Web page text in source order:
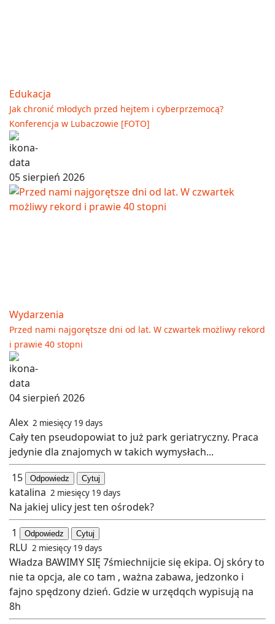
Edukacja
Jak chronić młodych przed hejtem i cyberprzemocą?
Konferencja w Lubaczowie [FOTO]
05 sierpień 2026
Wydarzenia
Przed nami najgorętsze dni od lat. W czwartek możliwy rekord
i prawie 40 stopni
04 sierpień 2026
Alex 2 miesięcy 19 days
Cały ten pseudopowiat to już park geriatryczny. Praca
jedynie dla znajomych w takich wymysłach...
15
Odpowiedz Cytuj
katalina 2 miesięcy 19 days
Na jakiej ulicy jest ten ośrodek?
1
Odpowiedz Cytuj
RLU 2 miesięcy 19 days
Władza BAWIMY SIĘ 7śmiechnijcie się ekipa. Oj skóry to
nie ta opcja, ale co tam , ważna zabawa, jedzonko i
fajno spędzony dzień. Gdzie w urzędqch wypisują na
8h